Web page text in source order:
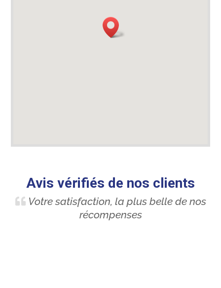
Avis vérifiés de nos clients
Votre satisfaction, la plus belle de nos
récompenses